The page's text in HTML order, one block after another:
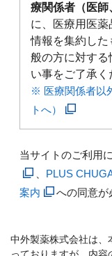
療関係者（医師
に、医療用医
情報を集約した
般の方に対する
い事をご了承く
※ 医療関係者以
トへ）
当サイトのご利用
PLUS
案内
への同意が
中外製薬株式会社は、
っておりますが、内